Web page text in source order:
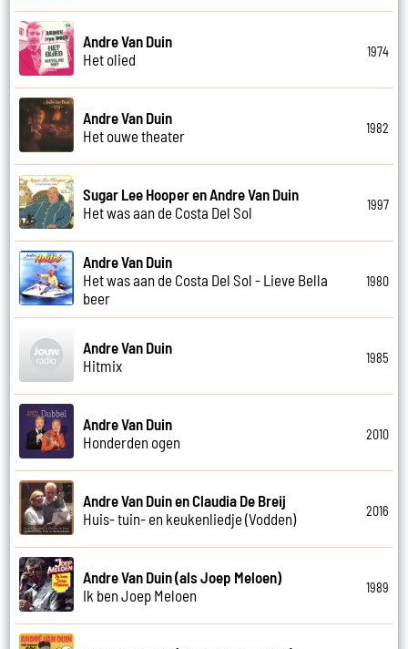
Andre Van Duin
Het olied
1974
Andre Van Duin
Het ouwe theater
1982
Sugar Lee Hooper en Andre Van Duin
Het was aan de Costa Del Sol
1997
Andre Van Duin
Het was aan de Costa Del Sol - Lieve Bella
beer
1980
Andre Van Duin
Hitmix
1985
Andre Van Duin
Honderden ogen
2010
Andre Van Duin en Claudia De Breij
Huis- tuin- en keukenliedje (Vodden)
2016
Andre Van Duin (als Joep Meloen)
Ik ben Joep Meloen
1989